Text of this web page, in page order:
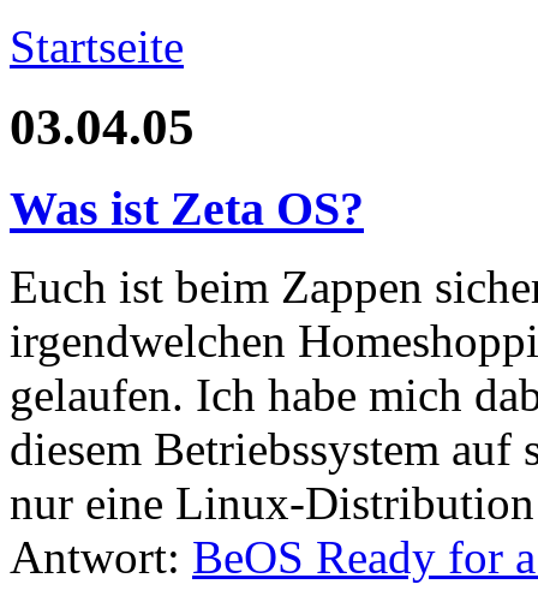
Startseite
03.04.05
Was ist Zeta OS?
Euch ist beim Zappen
irgendwelchen
gelaufen. Ich habe mich
diesem Betriebssystem
nur eine Linux-
Antwort: BeOS Ready for